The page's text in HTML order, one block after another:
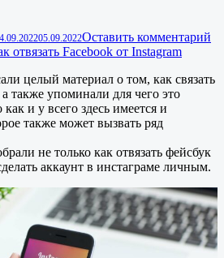
05.09.2022Оставить комментарий
отвязать Facebook от Instagram
целый материал о том, как связать
также упоминали для чего это
и у всего здесь имеется и
также может вызвать ряд
не только как отвязать фейсбук
аккаунт в инстаграме личным.